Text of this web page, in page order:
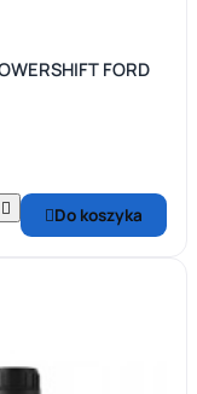
FORD
 Do koszyka